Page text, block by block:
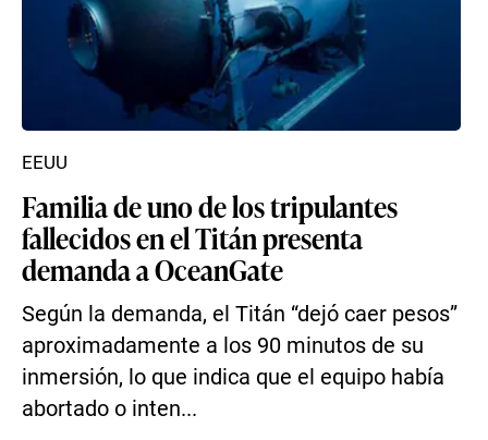
Familia de uno de los tripulantes
fallecidos en el Titán presenta
demanda a OceanGate
Según la demanda, el Titán “dejó caer pesos”
aproximadamente a los 90 minutos de su
inmersión, lo que indica que el equipo había
abortado o inten...
EEUU